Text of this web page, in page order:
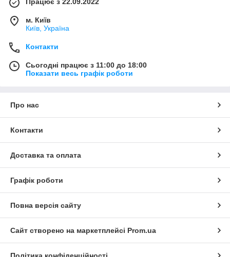
м. Київ
Київ, Україна
Контакти
Сьогодні працює з 11:00 до 18:00
Показати весь графік роботи
Про нас
Контакти
Доставка та оплата
Графік роботи
Повна версія сайту
Сайт створено на маркетплейсі Prom.ua
Політика конфіденційності